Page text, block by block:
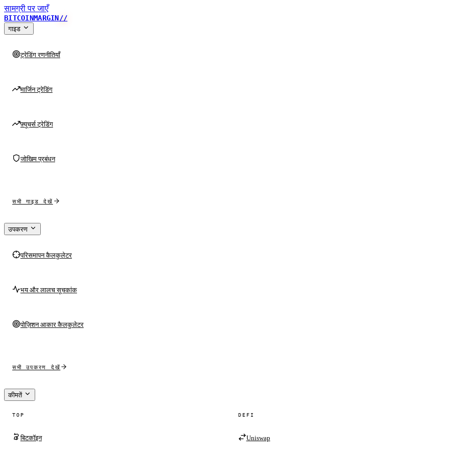
सामग्री पर जाएँ
BITCOINMARGIN//
गाइड
ट्रेडिंग रणनीतियाँ
मार्जिन ट्रेडिंग
फ़्यूचर्स ट्रेडिंग
जोखिम प्रबंधन
सभी गाइड देखें
उपकरण
परिसमापन कैलकुलेटर
भय और लालच सूचकांक
पोज़िशन आकार कैलकुलेटर
सभी उपकरण देखें
कीमतें
TOP
बिटकॉइन
DEFI
Uniswap